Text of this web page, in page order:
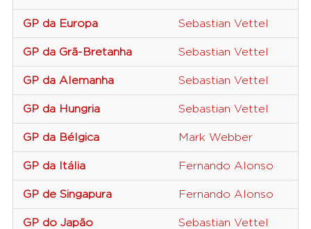
GP da Europa Sebastian Vettel
GP da Grã-Bretanha Sebastian Vettel
GP da Alemanha Sebastian Vettel
GP da Hungria Sebastian Vettel
GP da Bélgica Mark Webber
GP da Itália Fernando Alonso
GP de Singapura Fernando Alonso
GP do Japão Sebastian Vettel